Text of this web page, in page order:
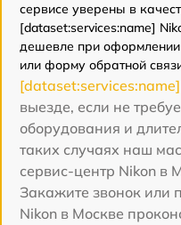
сервисе уверены в
[dataset:services:name]
дешевле при оформлении
или форму обратной
выезде, если не
оборудования и
таких случаях наш
сервис-центр Nikon в
Закажите звонок или
Nikon в Москве